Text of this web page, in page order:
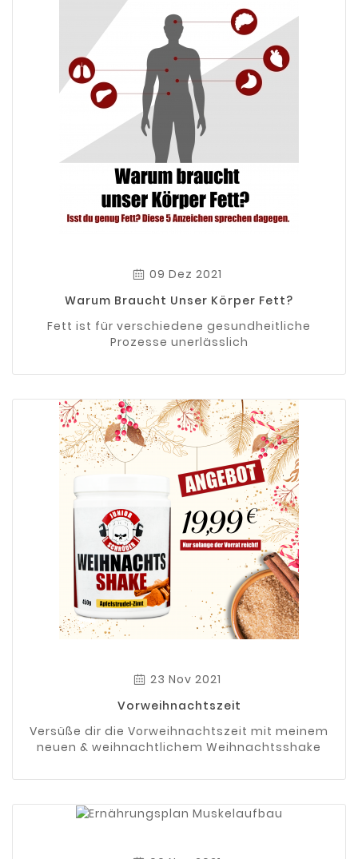
09 Dez 2021
Warum Braucht Unser Körper Fett?
Fett ist für verschiedene gesundheitliche
Prozesse unerlässlich
23 Nov 2021
Vorweihnachtszeit
Versüße dir die Vorweihnachtszeit mit meinem
neuen & weihnachtlichem Weihnachtsshake